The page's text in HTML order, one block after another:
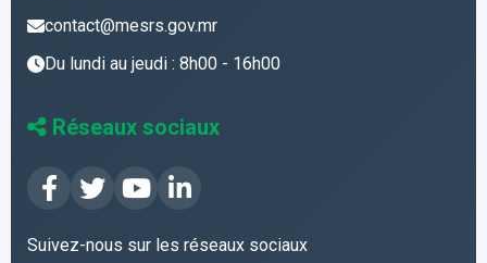
contact@mesrs.gov.mr
Du lundi au jeudi : 8h00 - 16h00
Réseaux sociaux
Suivez-nous sur les réseaux sociaux